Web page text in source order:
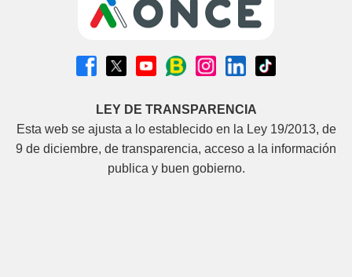
LEY DE TRANSPARENCIA
Esta web se ajusta a lo establecido en la Ley 19/2013, de
9 de diciembre, de transparencia, acceso a la información
publica y buen gobierno.